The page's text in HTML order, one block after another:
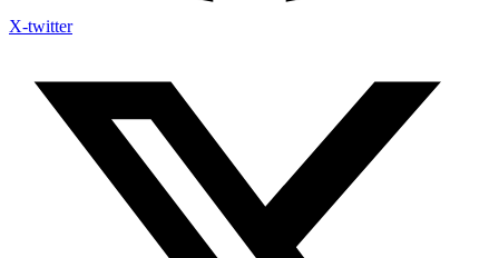
X-twitter